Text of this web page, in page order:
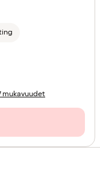
mukavuudet